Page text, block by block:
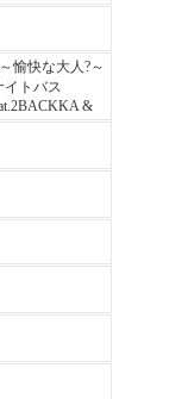
愉快な大人?～
イトバス
&